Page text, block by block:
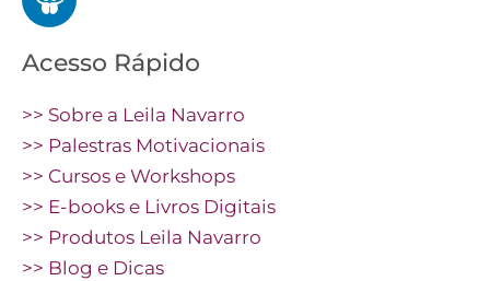
Acesso Rápido
>> Sobre a Leila Navarro
>> Palestras Motivacionais
>> Cursos e Workshops
>> E-books e Livros Digitais
>> Produtos Leila Navarro
>> Blog e Dicas